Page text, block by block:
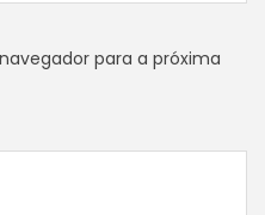
para a próxima